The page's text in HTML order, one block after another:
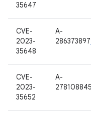
35647
CVE-
2023-
35648
A-
286373897
CVE-
2023-
35652
A-
278108845